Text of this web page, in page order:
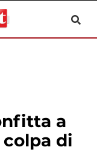
a
colpa di